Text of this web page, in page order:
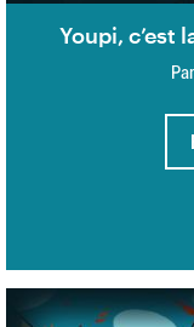
Youpi, c’est